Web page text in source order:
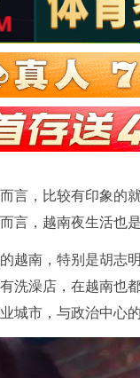
言，比较有印象的
言，越南夜生活也
越南，特别是胡志
洗澡店，在越南也
城市，与政治中心